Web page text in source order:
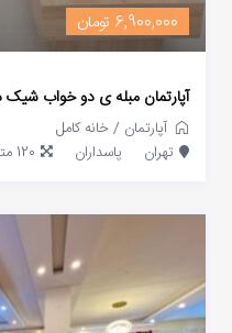
6,900,000 تومان
آپارتمان مبله ی دو خواب شیک
آپارتمان /خانه کامل
تهران
پاسداران 120 متر